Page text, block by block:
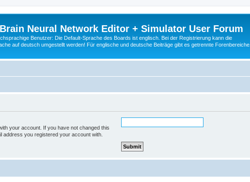
Neural Network Editor + Simulator User Forum
Benutzer: Die Default-Sprache des Boards ist englisch. Bei der Registrierung kann die
auf deutsch umgestellt werden! Für englische und deutsche Beiträge gibt es getrennte Forenbereiche.
your account. If you have not changed this
address you registered your account with.